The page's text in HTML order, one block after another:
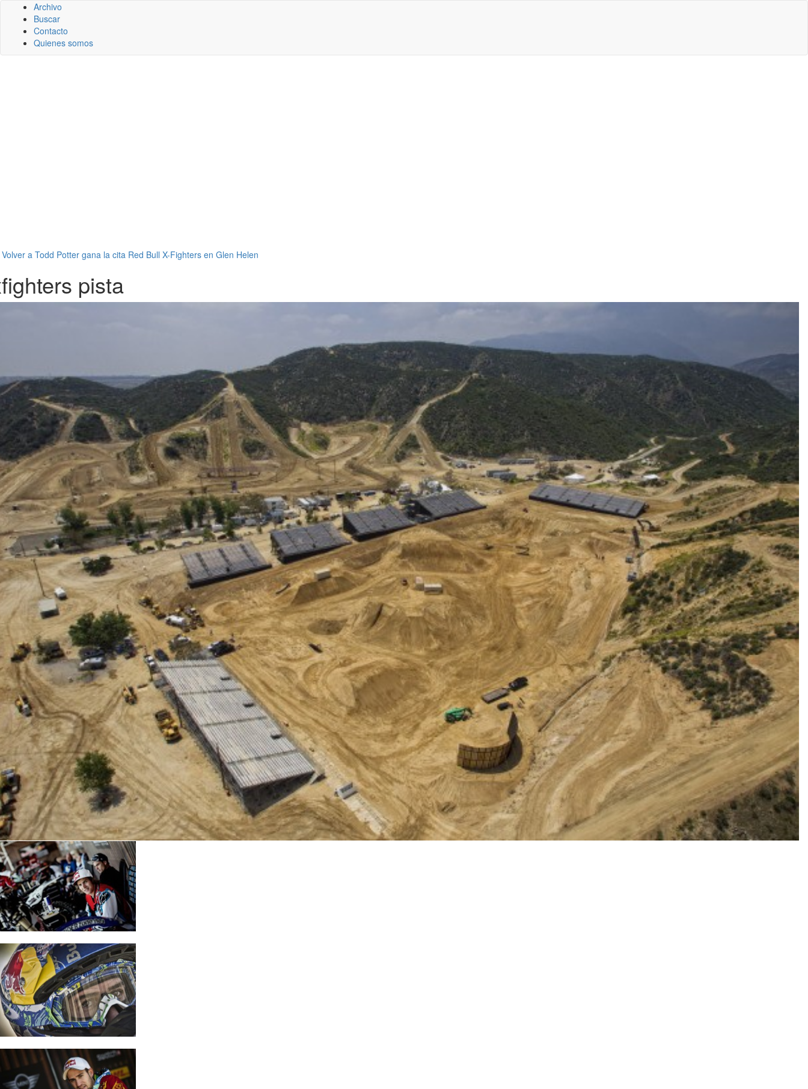
Archivo
Buscar
Contacto
Quienes somos
Volver a Todd Potter gana la cita Red Bull X-Fighters en Glen Helen
pista